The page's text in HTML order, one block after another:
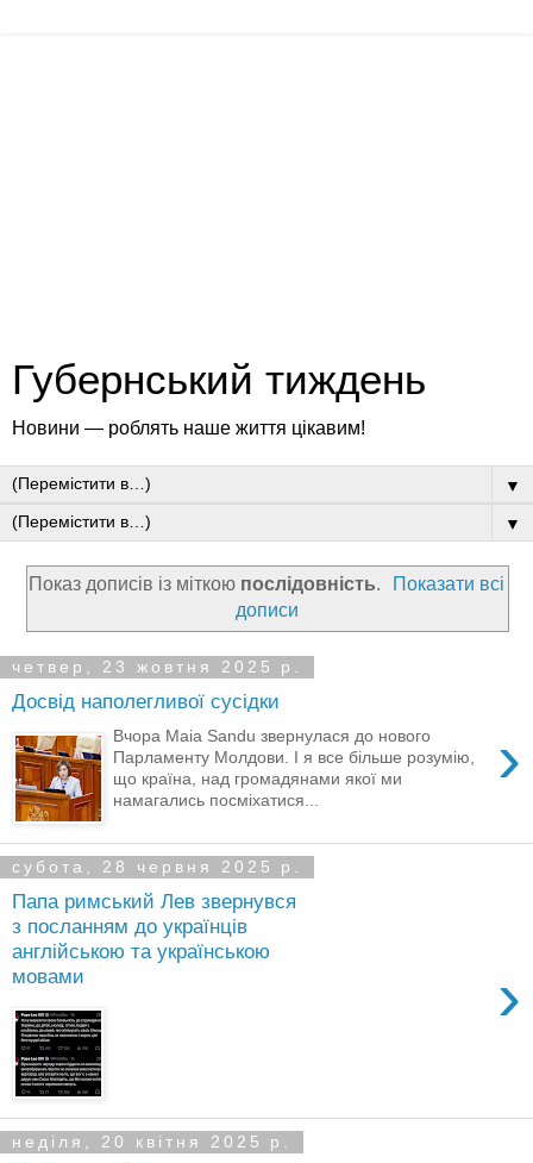
Губернський тиждень
Новини — роблять наше життя цікавим!
▼
▼
Показ дописів із міткою послідовність.
Показати всі
дописи
четвер, 23 жовтня 2025 р.
Досвід наполегливої сусідки
›
Вчора Maia Sandu звернулася до нового
Парламенту Молдови. І я все більше розумію,
що країна, над громадянами якої ми
намагались посміхатися...
субота, 28 червня 2025 р.
Папа римський Лев звернувся
з посланням до українців
англійською та українською
мовами
›
неділя, 20 квітня 2025 р.